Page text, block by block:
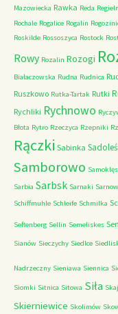
Mazowiecka Rawka Reda
Rochale Rogalice Rogalin
Roskilde Rossoszyca Rostock
Rowy Rozalin Rozogi
Białaczowska Rudna Rudnica
Ruszkowo Rutka-Tartak Rutki
Rychliki Rychnowo
Błota Rytro Rzeczyca Rzepniki
Rączki Sabinka Sadoleś
Samborowo
Sarbia Sarbsk Sarnaki
Schiffmuhle Schleife Schmilka
Seftenberg Sellin Semeliskes
Sianów Sieczychy Siedlce
Nadrzeczny Sieniawa Siennica
Siomki Sitnica Sitowa Siła
Skierniewice Skolimów